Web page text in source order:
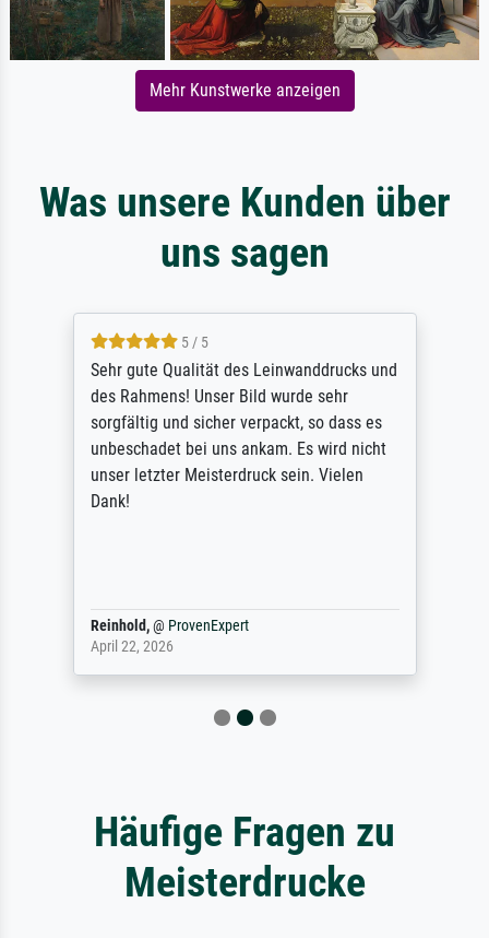
Mehr Kunstwerke anzeigen
Was unsere Kunden über
uns sagen
5 / 5
Sehr gute Qualität des Leinwanddrucks und
des Rahmens! Unser Bild wurde sehr
sorgfältig und sicher verpackt, so dass es
unbeschadet bei uns ankam. Es wird nicht
unser letzter Meisterdruck sein. Vielen
Dank!
Reinhold,@ ProvenExpert
April 22, 2026
Häufige Fragen zu
Meisterdrucke